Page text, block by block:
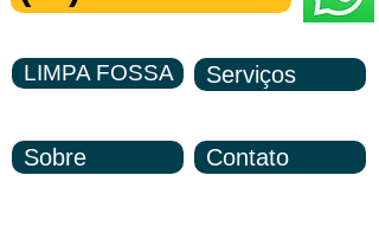
LIMPA FOSSA Serviços
Sobre Contato